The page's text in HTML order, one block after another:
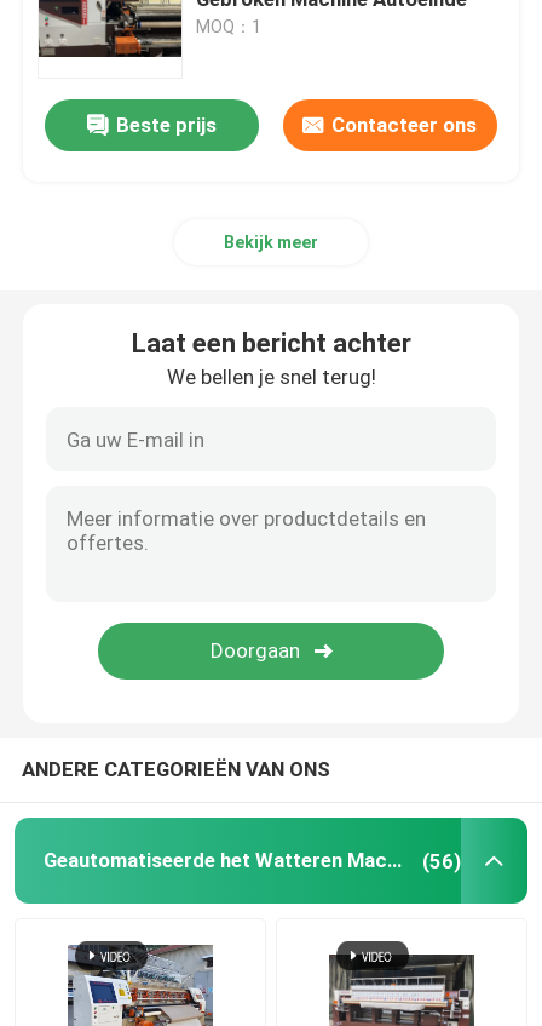
Vraag een offerte
Geautomatiseerde het Watteren Machine
Hoge snelheid het Watteren Machine
watterende borduurwerkmachine
Matras die Machine maken
slotsteek het watteren machine
kettingssteek het watteren machine
Textielsnijmachine
stoffen rollende machine
MOQ：1
Beste prijs Contacteer ons
Bekijk meer
Laat een bericht achter
We bellen je snel terug!
ANDERE CATEGORIEËN VAN ONS
Geautomatiseerde het Watteren Machine (56)